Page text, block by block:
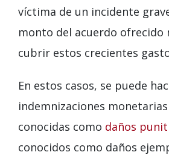
víctima de un incidente
monto del acuerdo ofrecido
cubrir estos crecientes
En estos casos, se puede
indemnizaciones
conocidas como daños
conocidos como daños